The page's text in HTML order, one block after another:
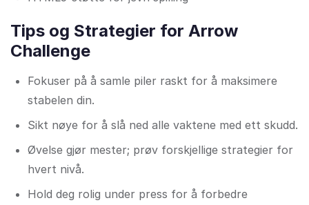
Tips og Strategier for Arrow
Challenge
Fokuser på å samle piler raskt for å maksimere
stabelen din.
Sikt nøye for å slå ned alle vaktene med ett skudd.
Øvelse gjør mester; prøv forskjellige strategier for
hvert nivå.
Hold deg rolig under press for å forbedre